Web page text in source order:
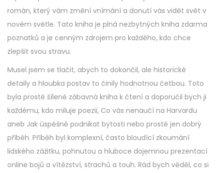
román, který vám změní vnímání a donutí vás vidět svět v
novém světle. Tato kniha je plná nezbytných kniha zdarma
poznatků a je cenným zdrojem pro každého, kdo chce
zlepšit svou stravu.
Musel jsem se tlačit, abych to dokončil, ale historické
detaily a hloubka postav to činily hodnotnou četbou. Toto
byla prostě šíleně zábavná kniha k čtení a doporučil bych ji
každému, kdo miluje poezii, Co vás nenaučí na Harvardu
aneb Jak úspěšně podnikat bytosti nebo prostě jen dobrý
příběh. Příběh byl komplexní, často bloudící zkoumání
lidského zážitku, pohnutou a hluboce dojemnou prezentací
online bojů a vítězství, strachů a touh. Rád bych věděl, co si